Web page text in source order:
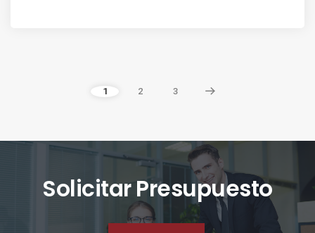
1 2 3
Solicitar Presupuesto